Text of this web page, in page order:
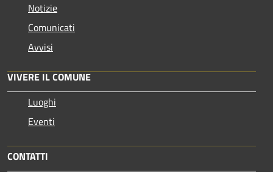
Notizie
Comunicati
Avvisi
VIVERE IL COMUNE
Luoghi
Eventi
CONTATTI